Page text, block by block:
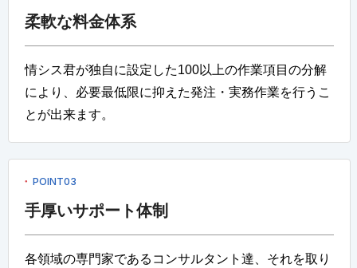
柔軟な料金体系
情シス君が独自に設定した100以上の作業項目の分解
により、必要最低限に抑えた発注・実務作業を行うこ
とが出来ます。
POINT03
手厚いサポート体制
各領域の専門家であるコンサルタント達、それを取り